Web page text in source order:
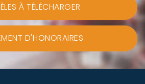
À TÉLÉCHARGER
D'HONORAIRES